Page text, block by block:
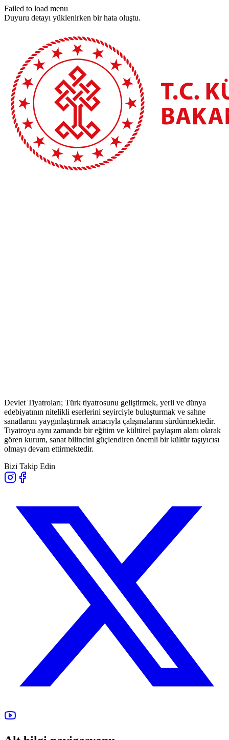
Failed to load menu
Duyuru detayı yüklenirken bir hata oluştu.
Devlet Tiyatroları; Türk tiyatrosunu geliştirmek, yerli ve dünya
edebiyatının nitelikli eserlerini seyirciyle buluşturmak ve sahne
sanatlarını yaygınlaştırmak amacıyla çalışmalarını sürdürmektedir.
Tiyatroyu aynı zamanda bir eğitim ve kültürel paylaşım alanı olarak
gören kurum, sanat bilincini güçlendiren önemli bir kültür taşıyıcısı
olmayı devam ettirmektedir.
Bizi Takip Edin